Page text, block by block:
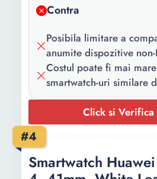
Tip display:
AMOLED
Dimensiune
display:
1.74 inch
Dreptunghi
Capacitate
baterie:
Contra
Posibila limitare a
anumite dispozitive
Costul poate fi mai
smartwatch-uri similare
Click si Verifica
#4
Smartwatch